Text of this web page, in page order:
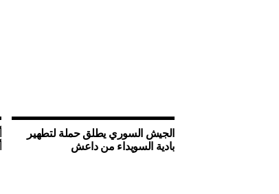
الجيش السوري يطلق حملة لتطهير
بادية السويداء من داعش